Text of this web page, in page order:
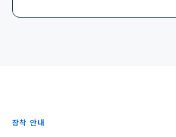
장착 안내